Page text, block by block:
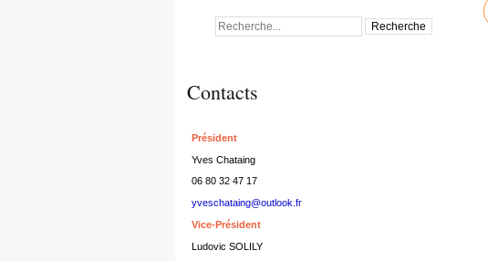
Contacts
Président
Yves Chataing
06 80 32 47 17
yveschataing@outlook.fr
Vice-Président
Ludovic SOLILY